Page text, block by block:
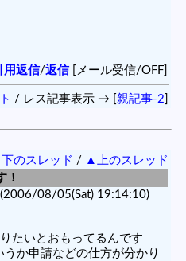
用返信/返信[メール受信/OFF]
/ レス記事表示 → [親記事-2]
のスレッド / ▲上のスレッド
！
08/05(Sat) 19:14:10)
たいとおもってるんです
か申請などの仕方が分かり